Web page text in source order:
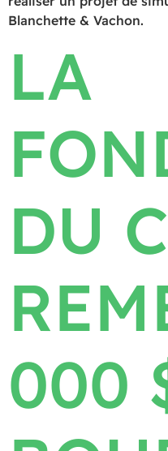
Blanchette & Vachon.
LA
DU
000